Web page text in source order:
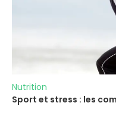
Nutrition
Sport et stress : les